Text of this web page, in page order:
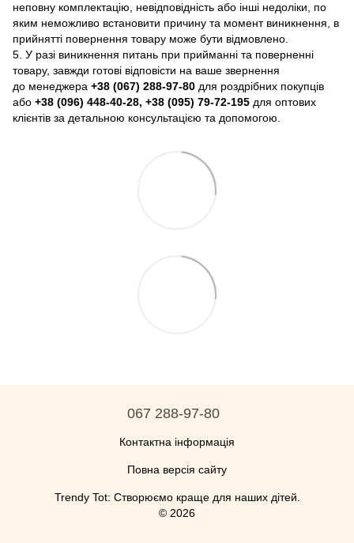
неповну комплектацію, невідповідність або інші недоліки, по
яким неможливо встановити причину та момент виникнення, в
прийнятті повернення товару може бути відмовлено.
5. У разі виникнення питань при прийманні та поверненні
товару, завжди готові відповісти на ваше звернення
до менеджера +38 (067) 288-97-80 для роздрібних покупців
або +38 (096) 448-40-28, +38 (095) 79-72-195 для оптових
клієнтів за детальною консультацією та допомогою.
067 288-97-80
Контактна інформація
Повна версія сайту
Trendy Tot: Створюємо краще для наших дітей.
© 2026